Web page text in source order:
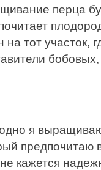
перца
на тот участок,
я
предпочитаю
кажется